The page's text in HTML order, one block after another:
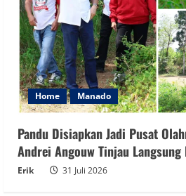
Home Manado
Pandu Disiapkan Jadi Pusat
Andrei Angouw Tinjau Langsung
Erik 31 Juli 2026